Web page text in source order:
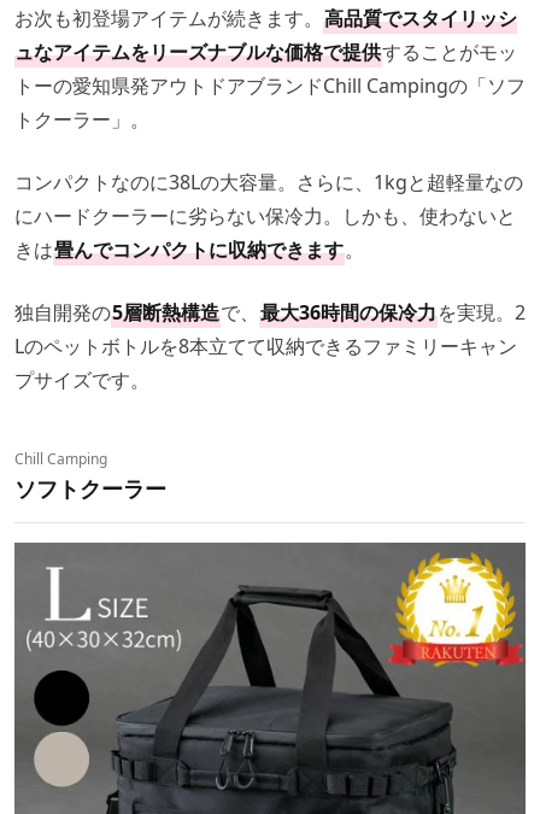
お次も初登場アイテムが続きます。 高品質でスタイリッシ
ュなアイテムをリーズナブルな価格で提供することがモッ
トーの愛知県発アウトドアブランドChill Campingの「ソフ
トクーラー」。
コンパクトなのに38Lの大容量。さらに、1kgと超軽量なの
にハードクーラーに劣らない保冷力。しかも、使わないと
きは畳んでコンパクトに収納できます。
独自開発の5層断熱構造で、 最大36時間の保冷力を実現。2
Lのペットボトルを8本立てて収納できるファミリーキャン
プサイズです。
Chill Camping
ソフトクーラー